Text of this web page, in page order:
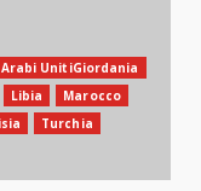
UnitiGiordania
Libia
Marocco
Turchia